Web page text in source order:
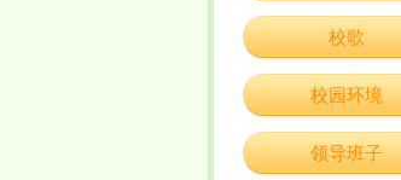
校歌
校园环境
领导班子